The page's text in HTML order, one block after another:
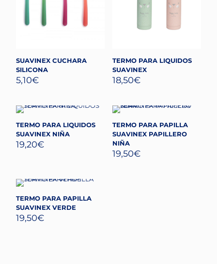
SUAVINEX CUCHARA
SILICONA
5,10€
TERMO PARA LIQUIDOS
SUAVINEX
18,50€
TERMO PARA LIQUIDOS
SUAVINEX NIÑA
19,20€
TERMO PARA PAPILLA
SUAVINEX PAPILLERO
NIÑA
19,50€
TERMO PARA PAPILLA
SUAVINEX VERDE
19,50€